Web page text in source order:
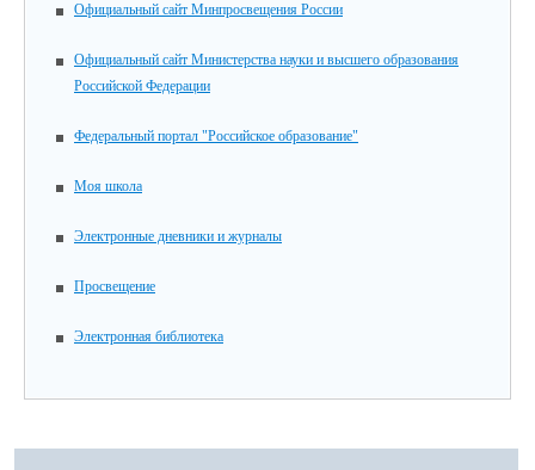
Официальный сайт Минпросвещения России
Официальный сайт Министерства науки и высшего образования
Российской Федерации
Федеральный портал "Российское образование"
Моя школа
Электронные дневники и журналы
Просвещение
Электронная библиотека